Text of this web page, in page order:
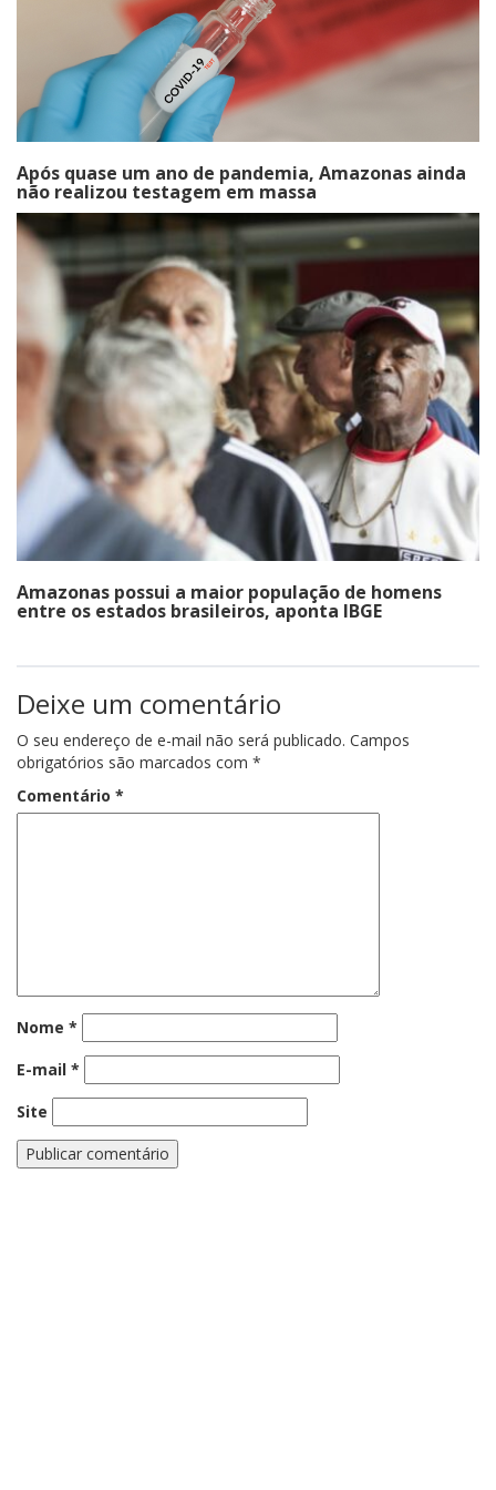
Após quase um ano de pandemia, Amazonas ainda
não realizou testagem em massa
Amazonas possui a maior população de homens
entre os estados brasileiros, aponta IBGE
Deixe um comentário
O seu endereço de e-mail não será publicado. Campos
obrigatórios são marcados com *
Comentário *
Nome *
E-mail *
Site